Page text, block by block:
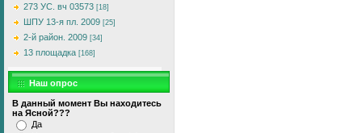
273 УС. вч 03573 [18]
ШПУ 13-я пл. 2009 [25]
2-й район. 2009 [34]
13 площадка [168]
Наш опрос
В данный момент Вы находитесь
на Ясной???
Да